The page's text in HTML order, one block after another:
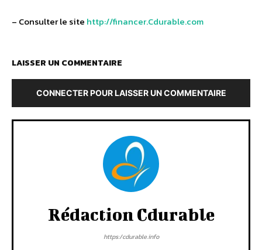
– Consulter le site http://financer.Cdurable.com
LAISSER UN COMMENTAIRE
CONNECTER POUR LAISSER UN COMMENTAIRE
Rédaction Cdurable
https:/cdurable.info